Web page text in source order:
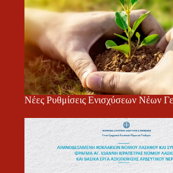
Νέες Ρυθμίσεις Ενισχύσεων Νέων